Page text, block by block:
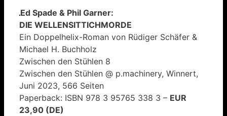
Ed Spade & Phil Garner:
DIE WELLENSITTICHMORDE
Ein Doppelhelix-Roman von Rüdiger Schäfer &
Michael H. Buchholz
Zwischen den Stühlen 8
Zwischen den Stühlen @ p.machinery, Winnert,
Juni 2023, 566 Seiten
Paperback: ISBN 978 3 95765 338 3 – EUR
23,90 (DE)